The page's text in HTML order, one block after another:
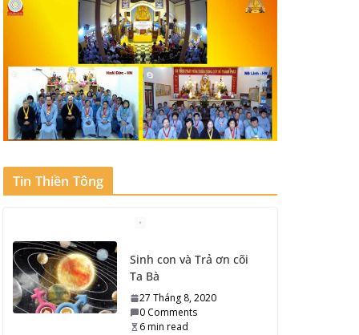
Tin Thiền Tông
Sinh con và Trả ơn cõi
Ta Bà
27 Tháng 8, 2020
0 Comments
6 min read